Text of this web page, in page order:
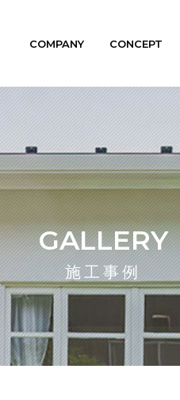
COMPANY CONCEPT
GALLERY
施工事例